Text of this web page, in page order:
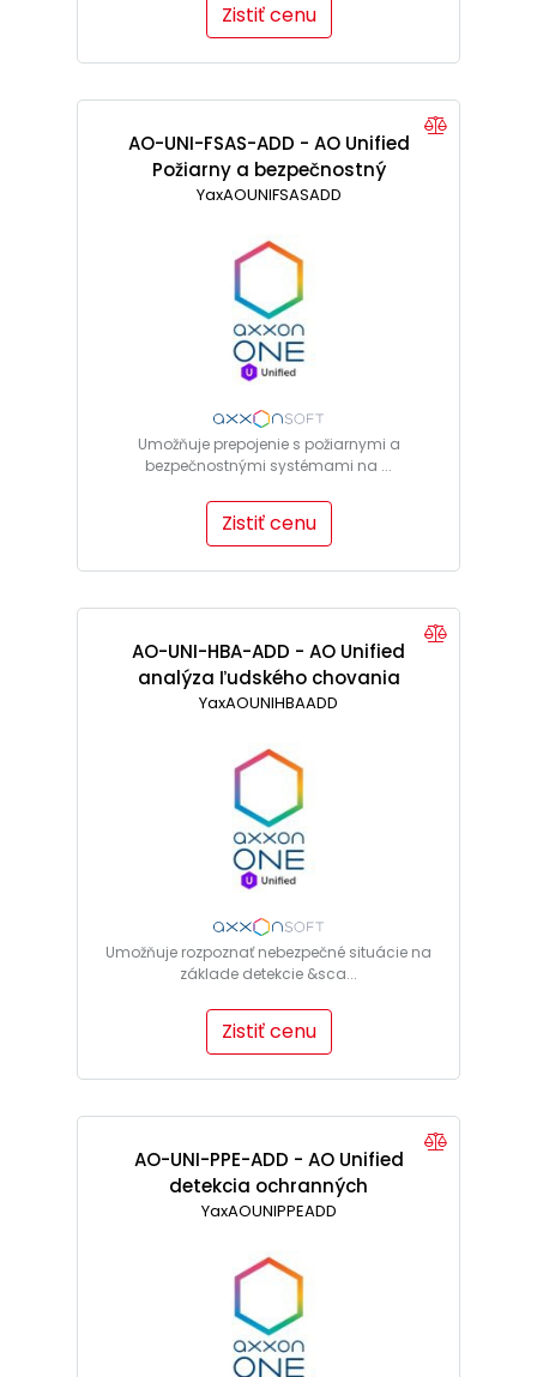
Zistiť cenu
AO-UNI-FSAS-ADD - AO Unified
Požiarny a bezpečnostný
systém, licencia pre 50
zariadenia
YaxAOUNIFSASADD
Umožňuje prepojenie s požiarnymi a
bezpečnostnými systémami na ...
Zistiť cenu
AO-UNI-HBA-ADD - AO Unified
analýza ľudského chovania
YaxAOUNIHBAADD
Umožňuje rozpoznať nebezpečné situácie na
základe detekcie &sca...
Zistiť cenu
AO-UNI-PPE-ADD - AO Unified
detekcia ochranných
prostriedkov
YaxAOUNIPPEADD